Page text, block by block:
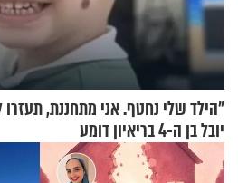
"הילד שלי נחטף. אני מתחננת,
יובל בן ה-4 בריאיון דומע